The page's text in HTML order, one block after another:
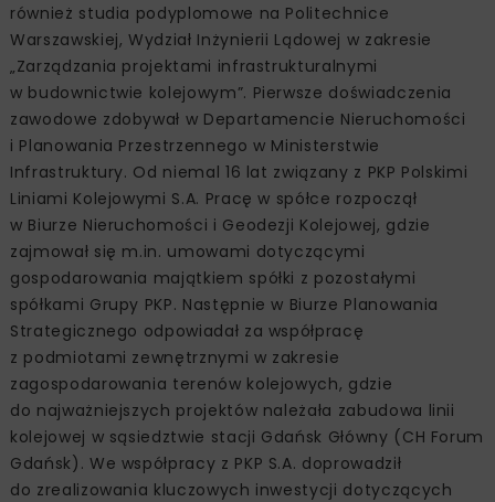
również studia podyplomowe na Politechnice
Warszawskiej, Wydział Inżynierii Lądowej w zakresie
„Zarządzania projektami infrastrukturalnymi
w budownictwie kolejowym”. Pierwsze doświadczenia
zawodowe zdobywał w Departamencie Nieruchomości
i Planowania Przestrzennego w Ministerstwie
Infrastruktury. Od niemal 16 lat związany z PKP Polskimi
Liniami Kolejowymi S.A. Pracę w spółce rozpoczął
w Biurze Nieruchomości i Geodezji Kolejowej, gdzie
zajmował się m.in. umowami dotyczącymi
gospodarowania majątkiem spółki z pozostałymi
spółkami Grupy PKP. Następnie w Biurze Planowania
Strategicznego odpowiadał za współpracę
z podmiotami zewnętrznymi w zakresie
zagospodarowania terenów kolejowych, gdzie
do najważniejszych projektów należała zabudowa linii
kolejowej w sąsiedztwie stacji Gdańsk Główny (CH Forum
Gdańsk). We współpracy z PKP S.A. doprowadził
do zrealizowania kluczowych inwestycji dotyczących